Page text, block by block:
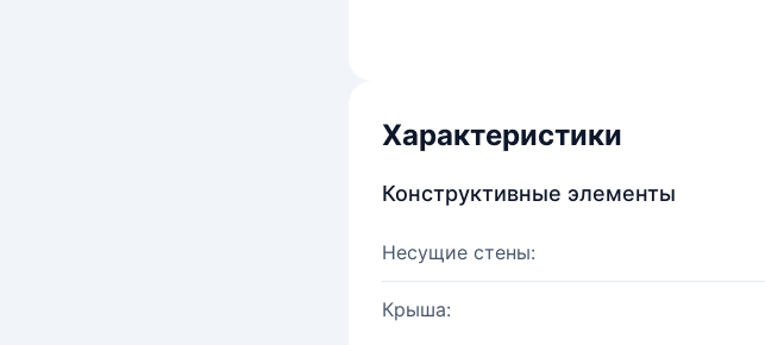
Характеристики
Конструктивные элементы
Несущие стены:
Крыша: